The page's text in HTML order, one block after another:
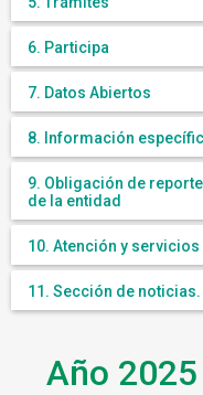
6. Participa
7. Datos Abiertos
8. Información
9. Obligación de
de la entidad
10. Atención y
11. Sección de noticias.
Año 2025